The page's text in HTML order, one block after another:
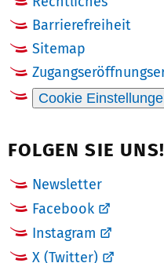
Barrierefreiheit
Sitemap
Cookie
FOLGEN SIE UNS!
Newsletter
Facebook
Instagram
X (Twitter)